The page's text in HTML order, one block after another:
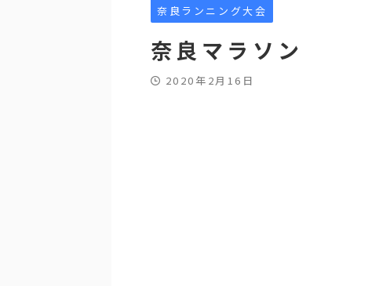
奈良ランニング大会
奈良マラソン
2020年2月16日